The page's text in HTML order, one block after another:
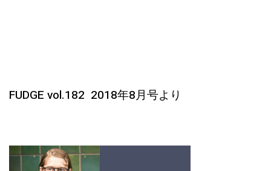
FUDGE vol.182 2018年8月号より